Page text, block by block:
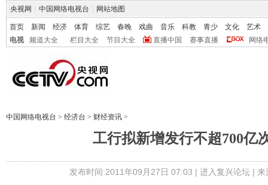
央视网 中国网络电视台 网站地图
首页 新闻 经济 体育 综艺 春晚 戏曲 音乐 科教 青少 文化
艺术
电视
频道大全 栏目大全 节目大全 直播中国 赛事直播 网络
中国网络电视台 > 经济台 > 财经资讯 >
工行拟新增发行不超700亿
发布时间:2011年09月27日 07:03 | 进入复兴论坛| 来